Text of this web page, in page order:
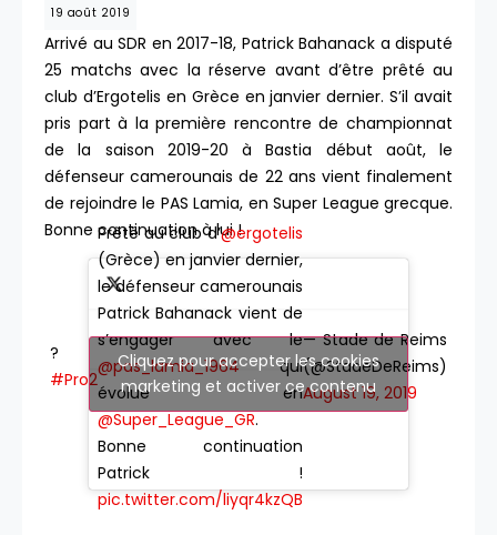
19 août 2019
Arrivé au SDR en 2017-18, Patrick Bahanack a disputé
25 matchs avec la réserve avant d’être prêté au
club d’Ergotelis en Grèce en janvier dernier. S’il avait
pris part à la première rencontre de championnat
de la saison 2019-20 à Bastia début août, le
défenseur camerounais de 22 ans vient finalement
de rejoindre le PAS Lamia, en Super League grecque.
Bonne continuation à lui !
?
#Pro2
Prêté au club d’@ergotelis
(Grèce) en janvier dernier,
le défenseur camerounais
Patrick Bahanack vient de
s’engager avec le
@pas_lamia_1964qui
évolue en
@Super_League_GR.
Bonne continuation
Patrick !
pic.twitter.com/liyqr4kzQB
— Stade de Reims
(@StadeDeReims)
August 19, 2019
Cliquez pour accepter les cookies
marketing et activer ce contenu